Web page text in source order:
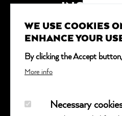
*obligatoire
Adresse email*
WE USE COOKIES
ENHANCE YOUR
By clicking the Accept
More info
Necessary